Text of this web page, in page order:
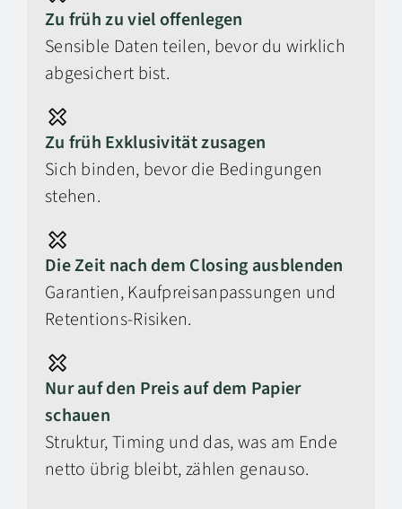
Zu früh zu viel offenlegen
Sensible Daten teilen, bevor du wirklich
abgesichert bist.
Zu früh Exklusivität zusagen
Sich binden, bevor die Bedingungen
stehen.
Die Zeit nach dem Closing ausblenden
Garantien, Kaufpreisanpassungen und
Retentions-Risiken.
Nur auf den Preis auf dem Papier
schauen
Struktur, Timing und das, was am Ende
netto übrig bleibt, zählen genauso.